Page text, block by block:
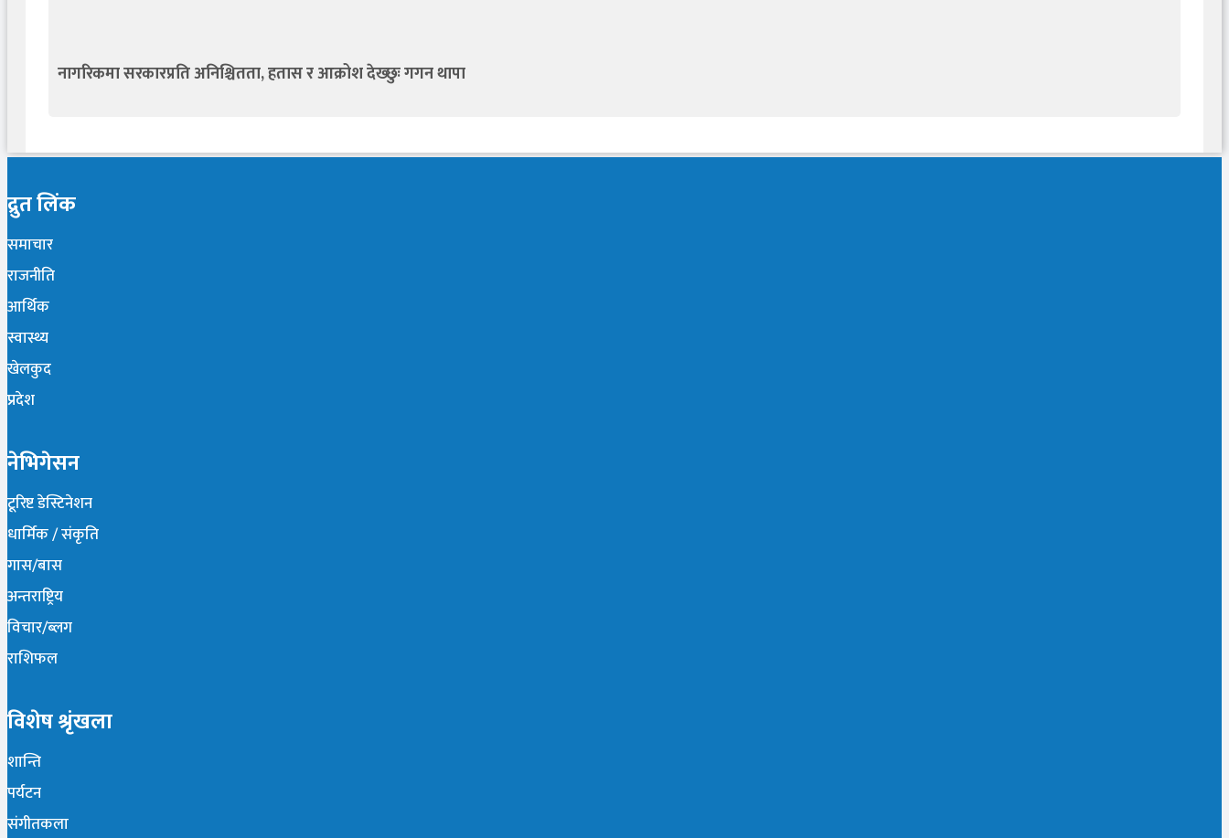
नागरिकमा सरकारप्रति अनिश्चितता, हतास र आक्रोश देख्छुः गगन थापा
द्रुत लिंक
समाचार
राजनीति
आर्थिक
स्वास्थ्य
खेलकुद
प्रदेश
नेभिगेसन
टूरिष्ट डेस्टिनेशन
धार्मिक / संकृति
गास/बास
अन्तराष्ट्रिय
विचार/ब्लग
राशिफल
विशेष श्रृंखला
शान्ति
पर्यटन
संगीतकला